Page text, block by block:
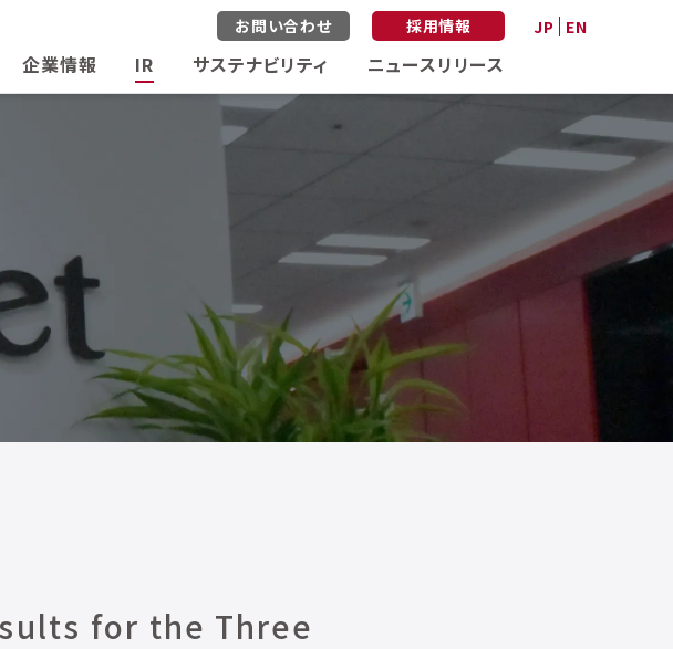
お問い合わせ 採用情報 JP EN
企業情報 IR サステナビリティ ニュースリリース
for the Three